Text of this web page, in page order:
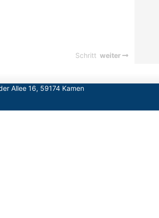
Schritt weiter
Allee 16, 59174 Kamen